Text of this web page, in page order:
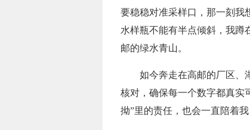
要稳稳对准采样口，那一刻我
水样瓶不能有半点倾斜，我
邮的绿水青山。
如今奔走在高邮的厂区、湖
核对，确保每一个数字都真实
拗”里的责任，也会一直陪着